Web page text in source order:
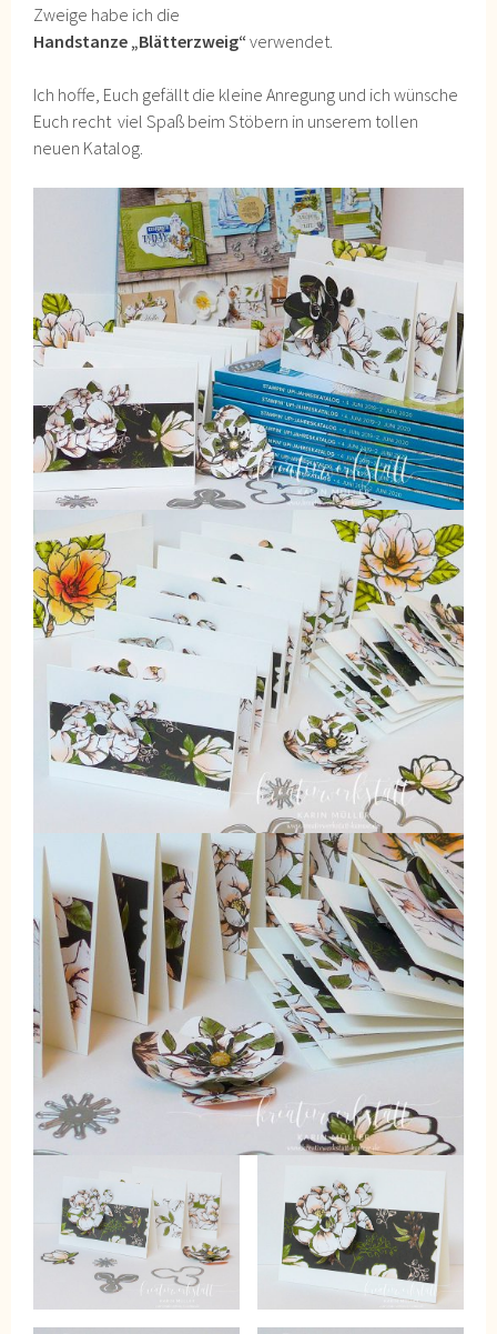
Zweige habe ich die
Handstanze „Blätterzweig“ verwendet.
Ich hoffe, Euch gefällt die kleine Anregung und ich wünsche
Euch recht viel Spaß beim Stöbern in unserem tollen
neuen Katalog.